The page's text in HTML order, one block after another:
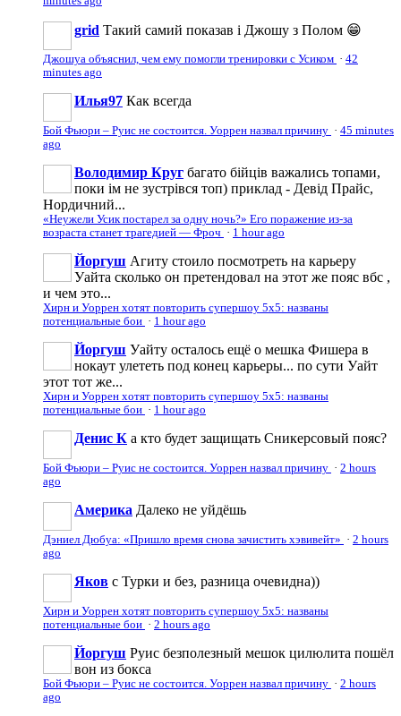
grid Такий самий показав і Джошу з Полом 😁
Джошуа объяснил, чем ему помогли тренировки с Усиком · 42
minutes ago
Илья97 Как всегда
Бой Фьюри – Руис не состоится. Уоррен назвал причину · 45 minutes
ago
Володимир Круг багато бійців важались топами,
поки ім не зустрівся топ) приклад - Девід Прайс,
Нордичний...
«Неужели Усик постарел за одну ночь?» Его поражение из-за
возраста станет трагедией — Фроч · 1 hour ago
Йоргуш Агиту стоило посмотреть на карьеру
Уайта сколько он претендовал на этот же пояс вбс ,
и чем это...
Хирн и Уоррен хотят повторить супершоу 5х5: названы
потенциальные бои · 1 hour ago
Йоргуш Уайту осталось ещё о мешка Фишера в
нокаут улететь под конец карьеры... по сути Уайт
этот тот же...
Хирн и Уоррен хотят повторить супершоу 5х5: названы
потенциальные бои · 1 hour ago
Денис К а кто будет защищать Сникерсовый пояс?
Бой Фьюри – Руис не состоится. Уоррен назвал причину · 2 hours
ago
Америка Далеко не уйдёшь
Дэниел Дюбуа: «Пришло время снова зачистить хэвивейт» · 2 hours
ago
Яков с Турки и без, разница очевидна))
Хирн и Уоррен хотят повторить супершоу 5х5: названы
потенциальные бои · 2 hours ago
Йоргуш Руис безполезный мешок цилюлита пошёл
вон из бокса
Бой Фьюри – Руис не состоится. Уоррен назвал причину · 2 hours
ago